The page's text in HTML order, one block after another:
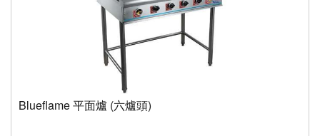
Blueflame 平面爐 (六爐頭)